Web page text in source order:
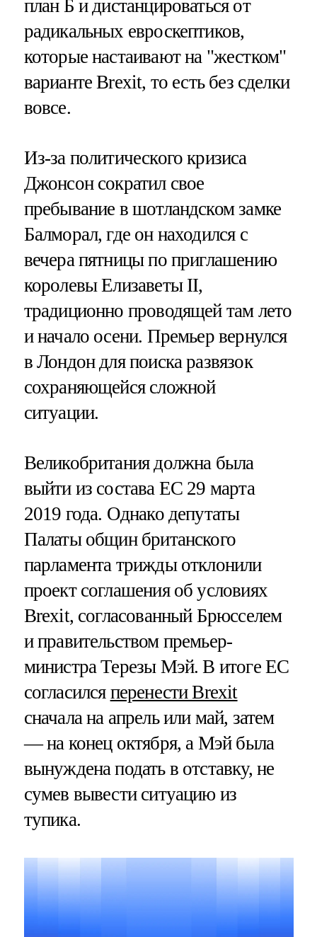
план Б и дистанцироваться от
радикальных евроскептиков,
которые настаивают на "жестком"
варианте Brexit, то есть без сделки
вовсе.
Из-за политического кризиса
Джонсон сократил свое
пребывание в шотландском замке
Балморал, где он находился с
вечера пятницы по приглашению
королевы Елизаветы II,
традиционно проводящей там лето
и начало осени. Премьер вернулся
в Лондон для поиска развязок
сохраняющейся сложной
ситуации.
Великобритания должна была
выйти из состава ЕС 29 марта
2019 года. Однако депутаты
Палаты общин британского
парламента трижды отклонили
проект соглашения об условиях
Brexit, согласованный Брюсселем
и правительством премьер-
министра Терезы Мэй. В итоге ЕС
согласился перенести Brexit
сначала на апрель или май, затем
— на конец октября, а Мэй была
вынуждена подать в отставку, не
сумев вывести ситуацию из
тупика.